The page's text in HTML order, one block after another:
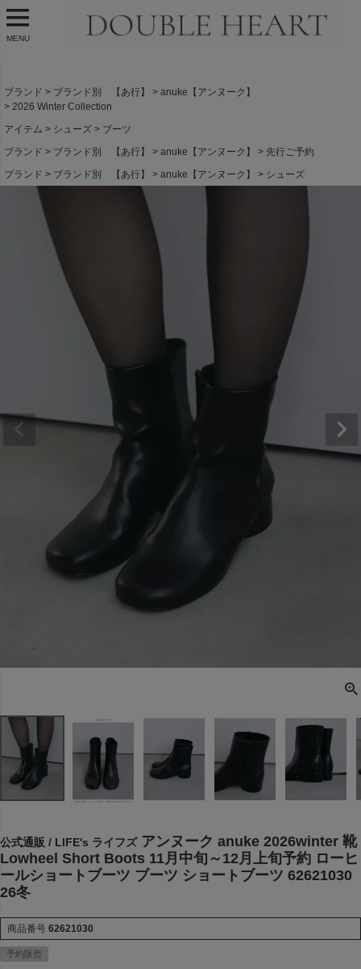
MENU
ブランド ブランド別 【あ行】
anuke【アンヌーク】
2026 Winter Collection
アイテム
シューズ
ブーツ
ブランド
ブランド別 【あ行】 anuke【アンヌーク】
先行ご予約
ブランド
ブランド別 【あ行】 anuke【アンヌーク】 シューズ
公式通販 / LIFE's ライフズ アンヌーク anuke 2026winter 靴
Lowheel Short Boots 11月中旬～12月上旬予約 ローヒ
ールショートブーツ ブーツ ショートブーツ 62621030
26冬
商品番号 62621030
予約販売